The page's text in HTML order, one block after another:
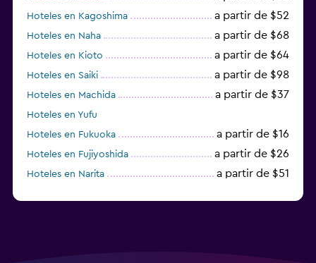
Hoteles en Kagoshima a partir de $52
Hoteles en Naha a partir de $68
Hoteles en Kioto a partir de $64
Hoteles en Saiki a partir de $98
Hoteles en Machida a partir de $37
Hoteles en Yufu
Hoteles en Fukuoka
a partir de $16
Hoteles en Fujiyoshida a partir de $26
Hoteles en Narita a partir de $51